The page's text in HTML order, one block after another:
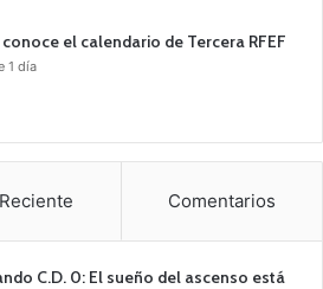
conoce el calendario de Tercera RFEF
1 día
Reciente Comentarios
C.D. 0: El sueño del ascenso está